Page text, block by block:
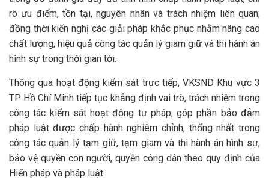
rõ ưu điểm, tồn tại, nguyên nhân và trách nhiệm liên quan;
đồng thời kiến nghị các giải pháp khắc phục nhằm nâng cao
chất lượng, hiệu quả công tác quản lý giam giữ và thi hành án
hình sự trong thời gian tới.
Thông qua hoạt động kiểm sát trực tiếp, VKSND Khu vực 3
TP Hồ Chí Minh tiếp tục khẳng định vai trò, trách nhiệm trong
công tác kiểm sát hoạt động tư pháp; góp phần bảo đảm
pháp luật được chấp hành nghiêm chỉnh, thống nhất trong
công tác quản lý tạm giữ, tạm giam và thi hành án hình sự,
bảo vệ quyền con người, quyền công dân theo quy định của
Hiến pháp và pháp luật.